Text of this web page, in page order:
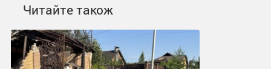
Читайте також